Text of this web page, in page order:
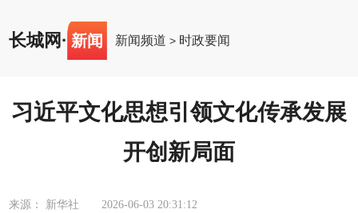
长城网 · 新闻 新闻频道 > 时政要闻
习近平文化思想引领文化传承发展
开创新局面
来源： 新华社 2026-06-03 20:31:12